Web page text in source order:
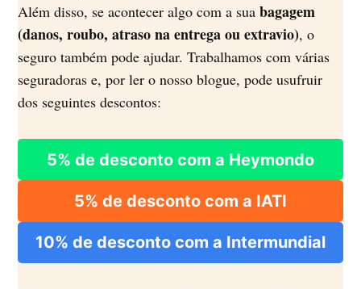
Além disso, se acontecer algo com a suabagagem
(danos, roubo, atraso na entrega ou extravio), o
seguro também pode ajudar. Trabalhamos com várias
seguradoras e, por ler o nosso blogue, pode usufruir
dos seguintes descontos:
5% de desconto com a Heymondo
5% de desconto com a IATI
10% de desconto com a Intermundial